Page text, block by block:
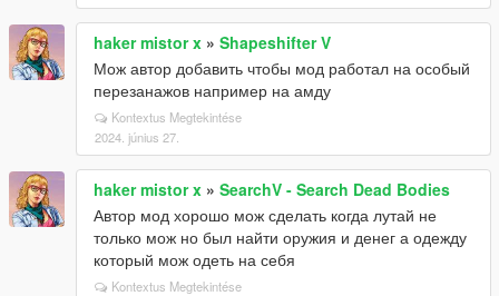
haker mistor x » Shapeshifter V
Мож автор добавить чтобы мод работал на особый
перезанажов например на амду
Kontextus Megtekintése
2024. június 27.
haker mistor x » SearchV - Search Dead Bodies
Автор мод хорошо мож сделать когда лутай не
только мож но был найти оружия и денег а одежду
который мож одеть на себя
Kontextus Megtekintése